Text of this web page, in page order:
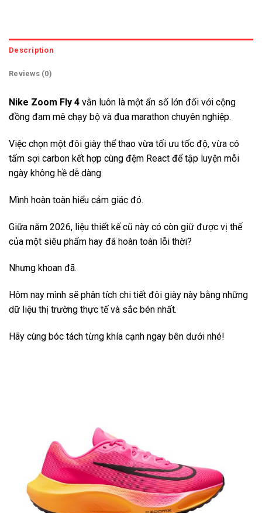
Description
Reviews (0)
Nike Zoom Fly 4 vẫn luôn là một ẩn số lớn đối với cộng
đồng đam mê chạy bộ và đua marathon chuyên nghiệp.
Việc chọn một đôi giày thể thao vừa tối ưu tốc độ, vừa có
tấm sợi carbon kết hợp cùng đệm React để tập luyện mỗi
ngày không hề dễ dàng.
Mình hoàn toàn hiểu cảm giác đó.
Giữa năm 2026, liệu thiết kế cũ này có còn giữ được vị thế
của một siêu phẩm hay đã hoàn toàn lỗi thời?
Nhưng khoan đã.
Hôm nay mình sẽ phân tích chi tiết đôi giày này bằng những
dữ liệu thị trường thực tế và sắc bén nhất.
Hãy cùng bóc tách từng khía cạnh ngay bên dưới nhé!